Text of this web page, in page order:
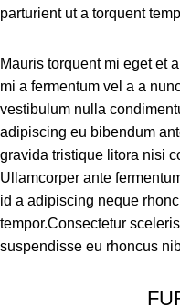
parturient ut a torquent
Mauris torquent mi eget et
mi a fermentum vel a a
vestibulum nulla
adipiscing eu bibendum
gravida tristique litora nisi
Ullamcorper ante
id a adipiscing neque
tempor.Consectetur
suspendisse eu rhoncus